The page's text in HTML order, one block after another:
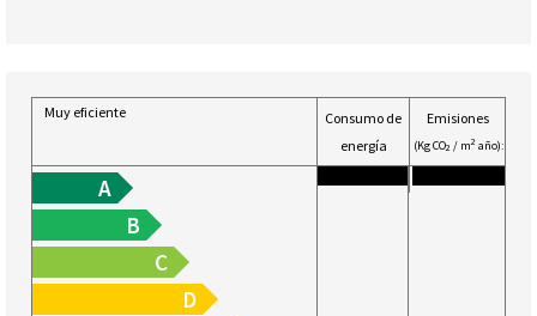
Muy eficiente
Consumo de
energía
2
Emisiones
(Kg CO2 / m2 año):
A
B
C
D